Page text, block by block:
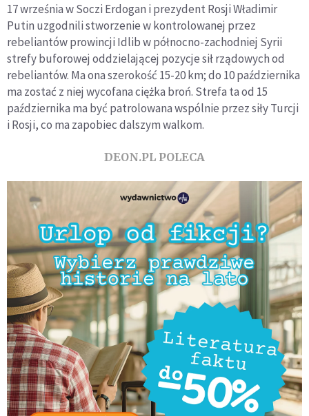
17 września w Soczi Erdogan i prezydent Rosji Władimir
Putin uzgodnili stworzenie w kontrolowanej przez
rebeliantów prowincji Idlib w północno-zachodniej Syrii
strefy buforowej oddzielającej pozycje sił rządowych od
rebeliantów. Ma ona szerokość 15-20 km; do 10 października
ma zostać z niej wycofana ciężka broń. Strefa ta od 15
października ma być patrolowana wspólnie przez siły Turcji
i Rosji, co ma zapobiec dalszym walkom.
DEON.PL POLECA